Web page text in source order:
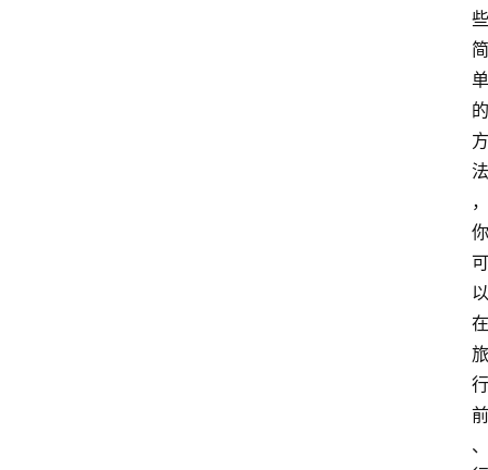
些
简
单
的
方
法
，
你
可
以
在
旅
行
前
、